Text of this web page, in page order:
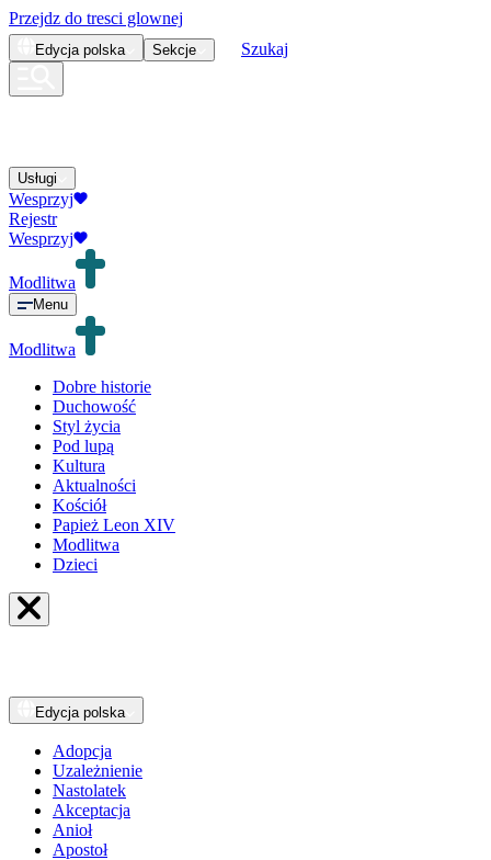
Przejdz do tresci glownej
Edycja polska Sekcje Szukaj
Usługi
Wesprzyj
Rejestr
Wesprzyj
Modlitwa
Menu
Modlitwa
Dobre historie
Duchowość
Styl życia
Pod lupą
Kultura
Aktualności
Kościół
Papież Leon XIV
Modlitwa
Dzieci
Edycja polska
Adopcja
Uzależnienie
Nastolatek
Akceptacja
Anioł
Apostoł